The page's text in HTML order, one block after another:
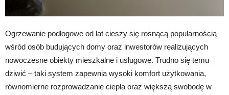
Ogrzewanie podłogowe od lat cieszy się rosnącą popularnością
wśród osób budujących domy oraz inwestorów realizujących
nowoczesne obiekty mieszkalne i usługowe. Trudno się temu
dziwić – taki system zapewnia wysoki komfort użytkowania,
równomierne rozprowadzanie ciepła oraz większą swobodę w